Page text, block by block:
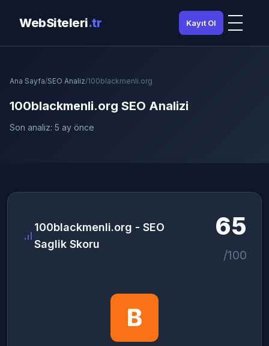
WebSiteleri.tr Kayıt Ol
Ana Sayfa/SEO Analiz/100blackmenli.org
100blackmenli.org SEO Analizi
Son analiz: 5 ay önce
100blackmenli.org - SEO
Saglik Skoru
65
/100
B